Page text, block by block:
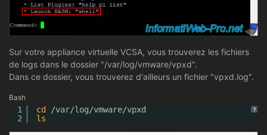
Sur votre appliance virtuelle VCSA, vous trouverez les fichiers
de logs dans le dossier "/var/log/vmware/vpxd".
Dans ce dossier, vous trouverez d'ailleurs un fichier "vpxd.log".
Bash
?
1
2
cd
/var/log/vmware/vpxd
ls